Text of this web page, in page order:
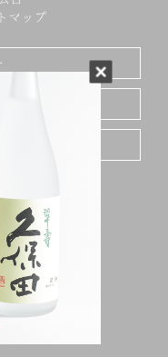
マップ
ート
録する
CO., LTD